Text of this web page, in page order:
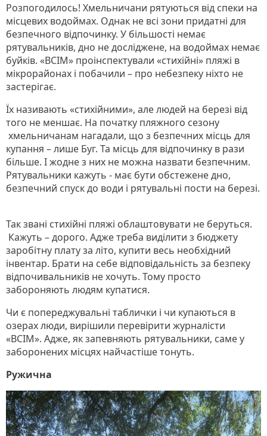
Розпогодилось! Хмельничани рятуються від спеки на
місцевих водоймах. Однак не всі зони придатні для
безпечного відпочинку. У більшості немає
рятувальників, дно не досліджене, на водоймах немає
буйків. «ВСІМ» проінспектували «стихійні» пляжі в
мікрорайонах і побачили – про небезпеку ніхто не
застерігає.
Їх називають «стихійними», але людей на березі від
того не меншає. На початку пляжного сезону
хмельничанам нагадали, що з безпечних місць для
купання – лише Буг. Та місць для відпочинку в рази
більше. І жодне з них не можна назвати безпечним.
Рятувальники кажуть - має бути обстежене дно,
безпечний спуск до води і рятувальні пости на березі.
Так звані стихійні пляжі облаштовувати не беруться.
Кажуть – дорого. Адже треба виділити з бюджету
заробітну плату за літо, купити весь необхідний
інвентар. Брати на себе відповідальність за безпеку
відпочивальників не хочуть. Тому просто
забороняють людям купатися.
Чи є попереджувальні таблички і чи купаються в
озерах люди, вирішили перевірити журналісти
«ВСІМ». Адже, як запевняють рятувальники, саме у
заборонених місцях найчастіше тонуть.
Ружична